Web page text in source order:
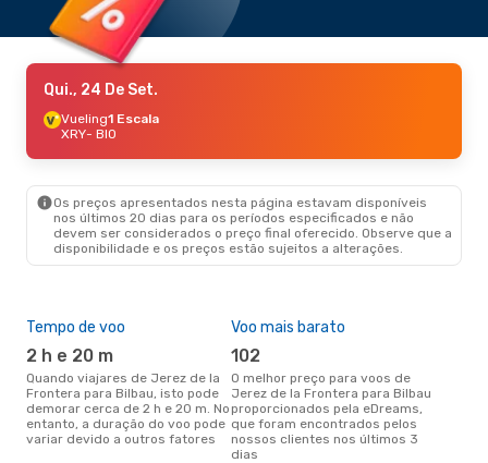
Qui., 24 De Set.
Vueling1 Escala
XRY- BIO
Os preços apresentados nesta página estavam disponíveis
nos últimos 20 dias para os períodos especificados e não
devem ser considerados o preço final oferecido. Observe que a
disponibilidade e os preços estão sujeitos a alterações.
Tempo de voo
2 h e 20 m
Quando viajares de Jerez de la
Frontera para Bilbau, isto pode
demorar cerca de 2 h e 20 m. No
entanto, a duração do voo pode
variar devido a outros fatores
Voo mais barato
102
O melhor preço para voos de
Jerez de la Frontera para Bilbau
proporcionados pela eDreams,
que foram encontrados pelos
nossos clientes nos últimos 3
dias